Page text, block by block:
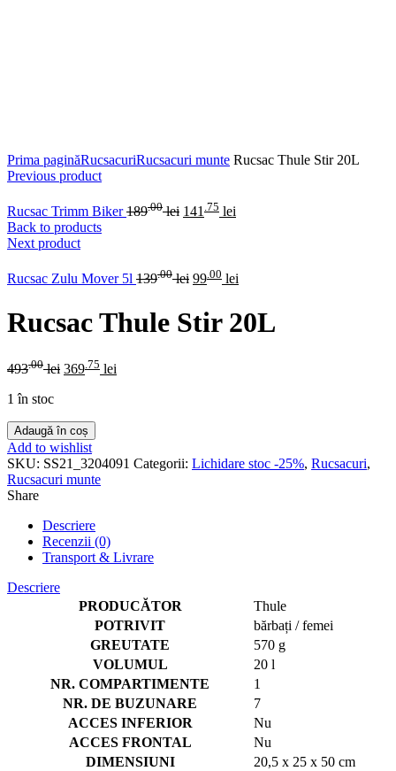
Prima paginăRucsacuriRucsacuri munte Rucsac Thule Stir 20L
Previous product
Rucsac Trimm Biker189.00 lei 141 .75 lei
Back to products
Next product
Rucsac Zulu Mover 5l 139.00 lei 99 .00 lei
Rucsac Thule Stir 20L
493.00 lei 369.75 lei
1 în stoc
Adaugă în coș
Add to wishlist
SKU: SS21_3204091 Categorii: Lichidare stoc -25%, Rucsacuri,
Rucsacuri munte
Share
Descriere
Recenzii (0)
Transport & Livrare
Descriere
PRODUCĂTOR
Thule
POTRIVIT
bărbați / femei
GREUTATE
570 g
VOLUMUL
20 l
NR. COMPARTIMENTE
1
NR. DE BUZUNARE
7
ACCES INFERIOR
Nu
ACCES FRONTAL
Nu
DIMENSIUNI
20,5 x 25 x 50 cm